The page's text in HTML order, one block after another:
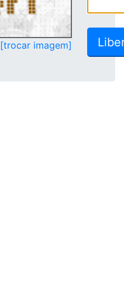
[trocar imagem]